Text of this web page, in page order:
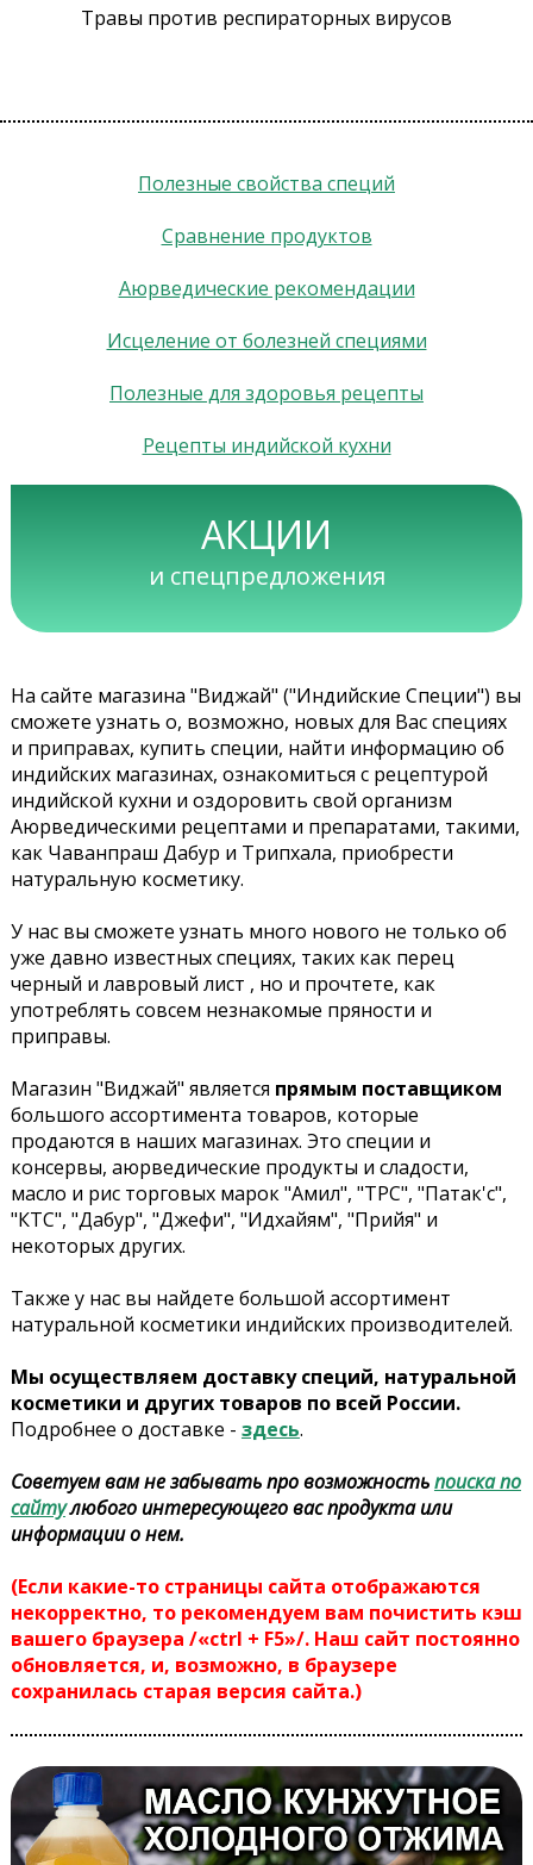
Травы против респираторных вирусов
Полезные свойства специй
Сравнение продуктов
Аюрведические рекомендации
Исцеление от болезней специями
Полезные для здоровья рецепты
Рецепты индийской кухни
АКЦИИ
и спецпредложения
На сайте магазина "Виджай" ("Индийские Специи") вы
сможете узнать о, возможно, новых для Вас специях
и приправах, купить специи, найти информацию об
индийских магазинах, ознакомиться с рецептурой
индийской кухни и оздоровить свой организм
Аюрведическими рецептами и препаратами, такими,
как Чаванпраш Дабур и Трипхала, приобрести
натуральную косметику.
У нас вы сможете узнать много нового не только об
уже давно известных специях, таких как перец
черный и лавровый лист , но и прочтете, как
употреблять совсем незнакомые пряности и
приправы.
Магазин "Виджай" является прямым поставщиком
большого ассортимента товаров, которые
продаются в наших магазинах. Это специи и
консервы, аюрведические продукты и сладости,
масло и рис торговых марок "Амил", "ТРС", "Патак'с",
"КТС", "Дабур", "Джефи", "Идхайям", "Прийя" и
некоторых других.
Также у нас вы найдете большой ассортимент
натуральной косметики индийских производителей.
Мы осуществляем доставку специй, натуральной
косметики и других товаров по всей России.
Подробнее о доставке - здесь.
Советуем вам не забывать про возможностьпоиска по
сайтулюбого интересующего вас продукта или
информации о нем.
(Если какие-то страницы сайта отображаются
некорректно, то рекомендуем вам почистить кэш
вашего браузера /«ctrl + F5»/. Наш сайт постоянно
обновляется, и, возможно, в браузере
сохранилась старая версия сайта.)